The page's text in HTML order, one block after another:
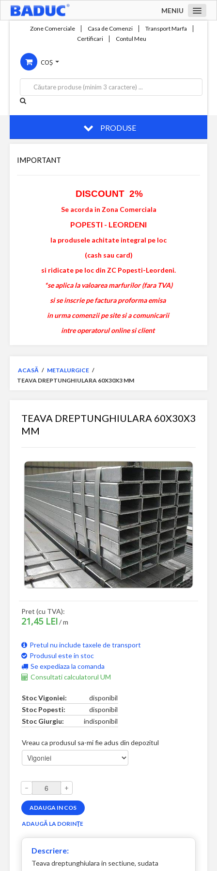
MENIU
Compania
Servicii
Productie
Contact
Zone Comerciale Casa de Comenzi
Transport Marfa
Certificari
Contul Meu
COȘ
PRODUSE
IMPORTANT
DISCOUNT 2%
Se acorda in Zona Comerciala
POPESTI - LEORDENI
la produsele achitate integral pe loc
(cash sau card)
si ridicate pe loc din ZC Popesti-Leordeni.
*se aplica la valoarea marfurilor (fara TVA)
si se inscrie pe factura proforma emisa
in urma comenzii pe site si a comunicarii
intre operatorul online si client
ACASĂ / METALURGICE /
TEAVA DREPTUNGHIULARA 60X30X3 MM
TEAVA DREPTUNGHIULARA 60X30X3
MM
Pret (cu TVA):
21,45 LEI/ m
Pretul nu include taxele de transport
Produsul este in stoc
Se expediaza la comanda
Consultati calculatorul UM
Stoc Vigoniei:
disponibil
Stoc Popesti:
disponibil
Stoc Giurgiu:
indisponibil
Vreau ca produsul sa-mi fie adus din depozitul
– +
Descriere:
Teava dreptunghiulara in sectiune, sudata